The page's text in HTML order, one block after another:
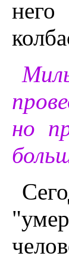
но